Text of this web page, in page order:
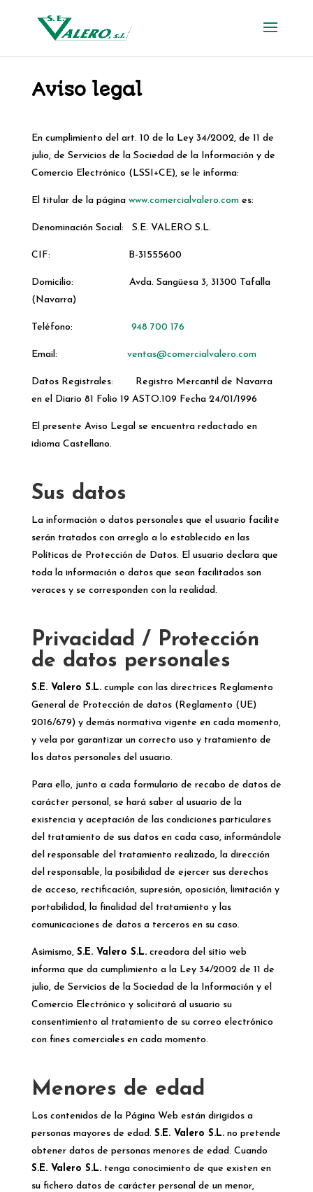
Aviso legal
En cumplimiento del art. 10 de la Ley 34/2002, de 11 de
julio, de Servicios de la Sociedad de la Información y de
Comercio Electrónico (LSSI+CE), se le informa:
El titular de la página www.comercialvalero.comes:
Denominación Social: S.E. VALERO S.L.
CIF: B-31555600
Domicilio: Avda. Sangüesa 3, 31300 Tafalla
(Navarra)
Teléfono: 948 700 176
Email: ventas@comercialvalero.com
Datos Registrales: Registro Mercantil de Navarra
en el Diario 81 Folio 19 ASTO.109 Fecha 24/01/1996
El presente Aviso Legal se encuentra redactado en
idioma Castellano.
Sus datos
La información o datos personales que el usuario facilite
serán tratados con arreglo a lo establecido en las
Políticas de Protección de Datos. El usuario declara que
toda la información o datos que sean facilitados son
veraces y se corresponden con la realidad.
Privacidad / Protección
de datos personales
S.E. Valero S.L.cumple con las directrices Reglamento
General de Protección de datos (Reglamento (UE)
2016/679) y demás normativa vigente en cada momento,
y vela por garantizar un correcto uso y tratamiento de
los datos personales del usuario.
Para ello, junto a cada formulario de recabo de datos de
carácter personal, se hará saber al usuario de la
existencia y aceptación de las condiciones particulares
del tratamiento de sus datos en cada caso, informándole
del responsable del tratamiento realizado, la dirección
del responsable, la posibilidad de ejercer sus derechos
de acceso, rectificación, supresión, oposición, limitación y
portabilidad, la finalidad del tratamiento y las
comunicaciones de datos a terceros en su caso.
Asimismo, S.E. Valero S.L.creadora del sitio web
informa que da cumplimiento a la Ley 34/2002 de 11 de
julio, de Servicios de la Sociedad de la Información y el
Comercio Electrónico y solicitará al usuario su
consentimiento al tratamiento de su correo electrónico
con fines comerciales en cada momento.
Menores de edad
Los contenidos de la Página Web están dirigidos a
personas mayores de edad. S.E. Valero S.L.no pretende
obtener datos de personas menores de edad. Cuando
S.E. Valero S.L.tenga conocimiento de que existen en
su fichero datos de carácter personal de un menor,